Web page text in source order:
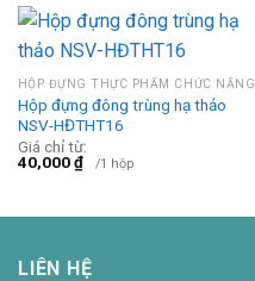
HỘP ĐỰNG THỰC PHẨM CHỨC NĂNG
Hộp đựng đông trùng hạ thảo
NSV-HĐTHT16
Giá chỉ từ:
40,000₫ /1 hộp
LIÊN HỆ